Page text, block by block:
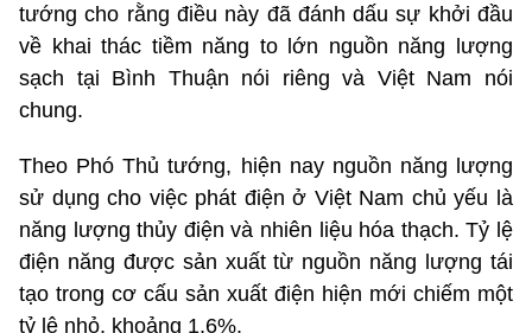
tướng cho rằng điều này đã đánh dấu sự khởi đầu
về khai thác tiềm năng to lớn nguồn năng lượng
sạch tại Bình Thuận nói riêng và Việt Nam nói
chung.
Theo Phó Thủ tướng, hiện nay nguồn năng lượng
sử dụng cho việc phát điện ở Việt Nam chủ yếu là
năng lượng thủy điện và nhiên liệu hóa thạch. Tỷ lệ
điện năng được sản xuất từ nguồn năng lượng tái
tạo trong cơ cấu sản xuất điện hiện mới chiếm một
tỷ lệ nhỏ, khoảng 1,6%.